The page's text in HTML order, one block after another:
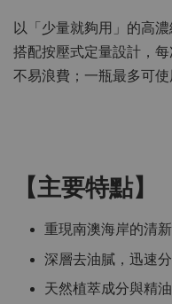
以「少量就夠用」的高
搭配按壓式定量設計，每
不易浪費；一瓶最多可使
【主要特點】
重現南澳海岸的清
深層去油膩，迅速
天然植萃成分與精